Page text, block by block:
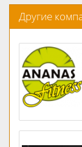
Другие